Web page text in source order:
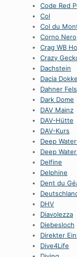
Code Red
Col
Col du
Corno Nero
Crag WB
Crazy
Dachstein
Dacia
Dahner
Dark Dome
DAV Mainz
DAV-Hütte
DAV-Kurs
Deep
Deep
Delfine
Delphine
Dent du
DHV
Diavolezza
Diebesloch
Direkter
Dive4Life